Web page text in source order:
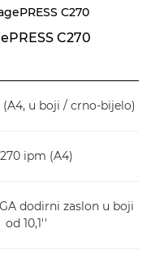
C270
u boji / crno-bijelo)
ipm (A4)
dodirni zaslon u boji
od 10,1''